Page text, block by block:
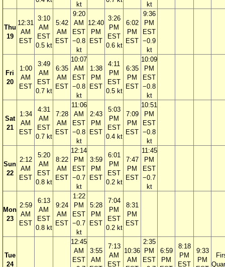
kt
kt
Thu
19
12:31
AM
EST
3:10
AM
EST
0.5 kt
5:42
AM
EST
9:20
AM
EST
−0.8
kt
12:40
PM
EST
3:26
PM
EST
0.6 kt
6:02
PM
EST
9:36
PM
EST
−0.9
kt
Fri
20
1:00
AM
EST
3:49
AM
EST
0.7 kt
6:35
AM
EST
10:07
AM
EST
−0.8
kt
1:38
PM
EST
4:11
PM
EST
0.5 kt
6:35
PM
EST
10:09
PM
EST
−0.8
kt
Sat
21
1:34
AM
EST
4:31
AM
EST
0.7 kt
7:28
AM
EST
11:06
AM
EST
−0.8
kt
2:43
PM
EST
5:03
PM
EST
0.4 kt
7:09
PM
EST
10:51
PM
EST
−0.8
kt
Sun
22
2:12
AM
EST
5:20
AM
EST
0.8 kt
8:22
AM
EST
12:14
PM
EST
−0.7
kt
3:59
PM
EST
6:01
PM
EST
0.2 kt
7:47
PM
EST
11:45
PM
EST
−0.7
kt
Mon
23
2:59
AM
EST
6:13
AM
EST
0.8 kt
9:24
AM
EST
1:22
PM
EST
−0.7
kt
5:28
PM
EST
7:04
PM
EST
0.2 kt
8:31
PM
EST
Tue
24
12:45
AM
EST
3:55
AM
7:13
AM
EST
10:36
AM
2:35
PM
EST
6:59
PM
8:18
PM
EST
9:33
PM